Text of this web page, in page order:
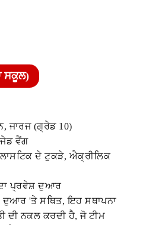
ਸਕੂਲ)
ਜਾਰਜ (ਗ੍ਰੇਡ 10)
ਜੇਡ ਵੈਂਗ
ਦੇ ਟੁਕੜੇ, ਐਕ੍ਰੀਲਿਕ
ਪ੍ਰਵੇਸ਼ ਦੁਆਰ
'ਤੇ ਸਥਿਤ, ਇਹ ਸਥਾਪਨਾ
ਦੀ ਨਕਲ ਕਰਦੀ ਹੈ, ਜੋ ਟੀਮ